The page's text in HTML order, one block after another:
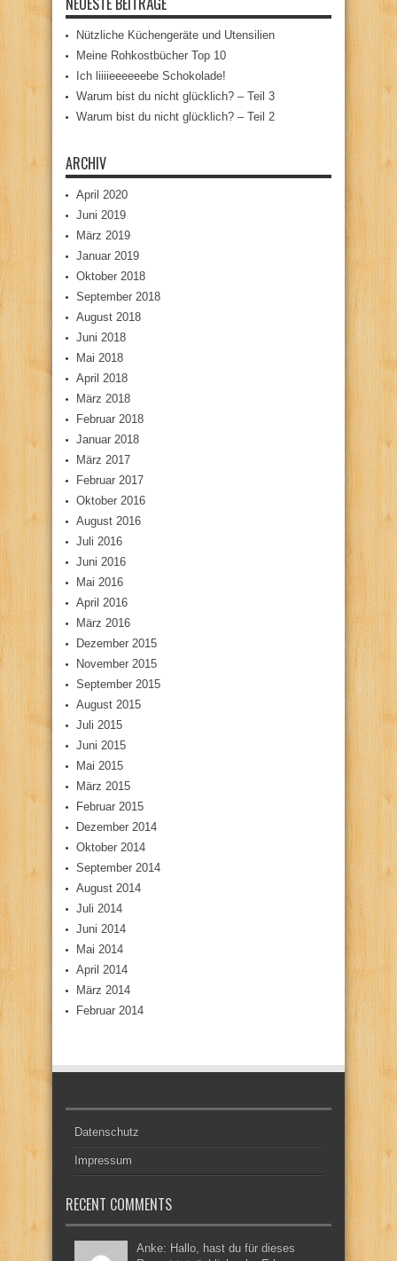
Nützliche Küchengeräte und Utensilien
Meine Rohkostbücher Top 10
Ich liiiieeeeeebe Schokolade!
Warum bist du nicht glücklich? – Teil 3
Warum bist du nicht glücklich? – Teil 2
ARCHIV
April 2020
Juni 2019
März 2019
Januar 2019
Oktober 2018
September 2018
August 2018
Juni 2018
Mai 2018
April 2018
März 2018
Februar 2018
Januar 2018
März 2017
Februar 2017
Oktober 2016
August 2016
Juli 2016
Juni 2016
Mai 2016
April 2016
März 2016
Dezember 2015
November 2015
September 2015
August 2015
Juli 2015
Juni 2015
Mai 2015
März 2015
Februar 2015
Dezember 2014
Oktober 2014
September 2014
August 2014
Juli 2014
Juni 2014
Mai 2014
April 2014
März 2014
Februar 2014
Datenschutz
Impressum
RECENT COMMENTS
Anke: Hallo, hast du für dieses